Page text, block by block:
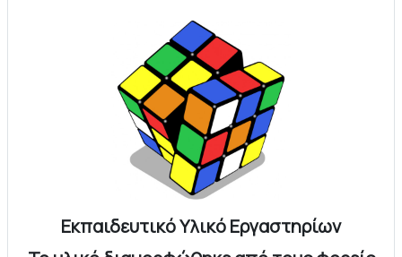
Εκπαιδευτικό Υλικό Εργαστηρίων